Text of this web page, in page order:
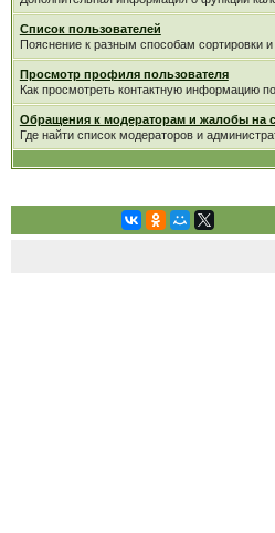
Список пользователей
Пояснение к разным способам сортировки
Просмотр профиля пользователя
Как просмотреть контактную информацию
Обращения к модераторам и жалобы на
Где найти список модераторов и